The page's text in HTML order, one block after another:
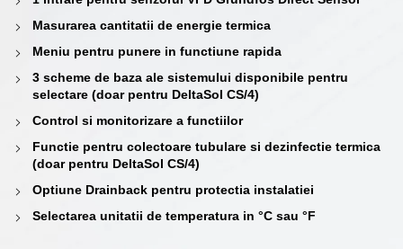
Masurarea cantitatii de energie termica
Meniu pentru punere in functiune rapida
3 scheme de baza ale sistemului disponibile pentru
selectare (doar pentru DeltaSol CS/4)
Control si monitorizare a functiilor
Functie pentru colectoare tubulare si dezinfectie termica
(doar pentru DeltaSol CS/4)
Optiune Drainback pentru protectia instalatiei
Selectarea unitatii de temperatura in °C sau °F